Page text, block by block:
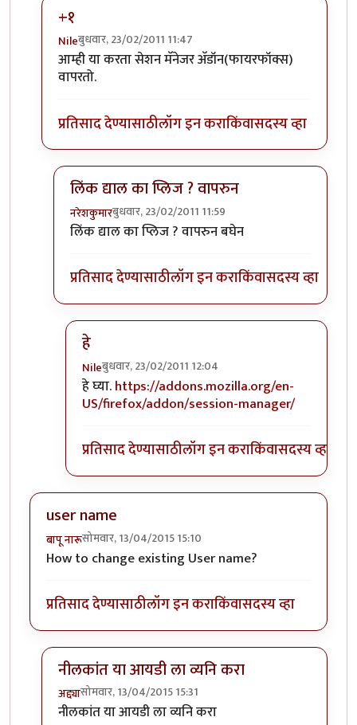
+१
Nileबुधवार, 23/02/2011 11:47
In reply toअर्धवट राहिलेले लेखनbyचिंतातुर जंतू
आम्ही या करता सेशन मॅनेजर अ‍ॅडॉन(फायरफॉक्स)
वापरतो.
प्रतिसाद देण्यासाठीलॉग इन कराकिंवासदस्य व्हा
लिंक द्याल का प्लिज ? वापरुन
नरेशकुमारबुधवार, 23/02/2011 11:59
In reply to+१byNile
लिंक द्याल का प्लिज ? वापरुन बघेन
प्रतिसाद देण्यासाठीलॉग इन कराकिंवासदस्य व्हा
हे
Nileबुधवार, 23/02/2011 12:04
In reply toलिंक द्याल का प्लिज ? वापरुनby
हे घ्या.https://addons.mozilla.org/en-
US/firefox/addon/session-manager/
प्रतिसाद देण्यासाठीलॉग इन कराकिंवासदस्य व्हा
user name
बापू नारूसोमवार, 13/04/2015 15:10
How to change existing User name?
प्रतिसाद देण्यासाठीलॉग इन कराकिंवासदस्य व्हा
नीलकांत या आयडी ला व्यनि करा
अद्द्यासोमवार, 13/04/2015 15:31
In reply touser namebyबापू नारू
नीलकांत या आयडी ला व्यनि करा